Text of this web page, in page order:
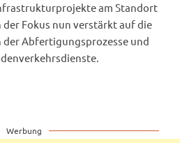
am Standort
Fokus nun verstärkt auf die
Abfertigungsprozesse und
Werbung